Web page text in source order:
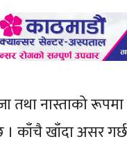
तथा नास्ताको
काँचै खाँदा असर